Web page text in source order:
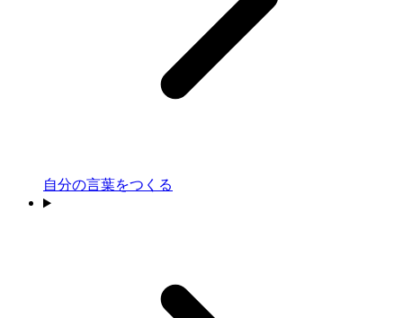
自分の言葉をつくる